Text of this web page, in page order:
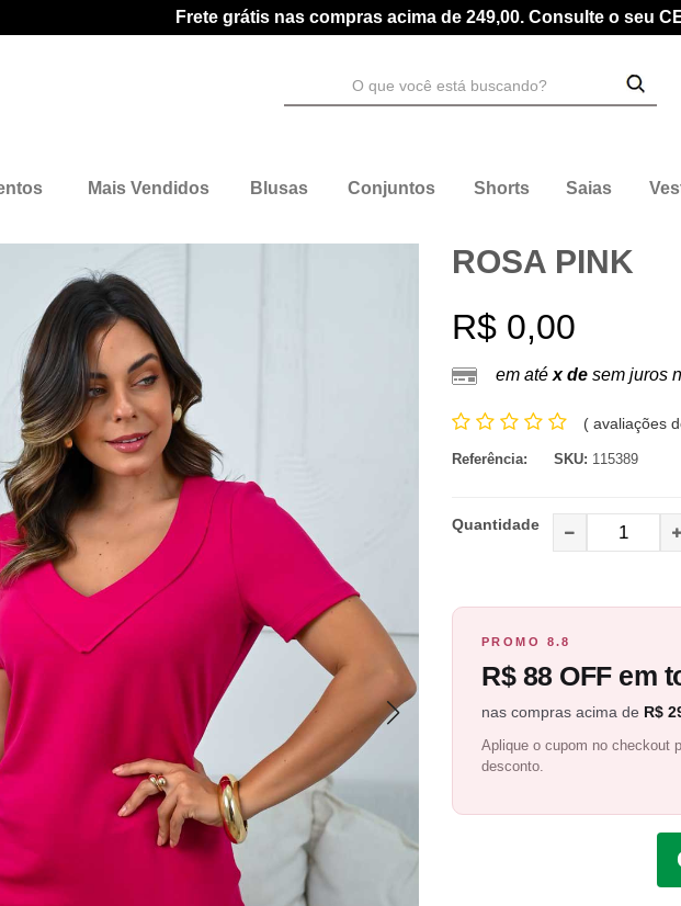
Frete grátis nas compras acima de 249,00. Consulte o seu
Mais Vendidos Blusas Conjuntos Shorts Saias
ROSA PINK
R$ 0,00
em até x de sem juros
( avaliações
Referência: SKU: 115389
Quantidade
PROMO 8.8
R$ 88 OFF em
nas compras acima de R$
Aplique o cupom no checkout
desconto.